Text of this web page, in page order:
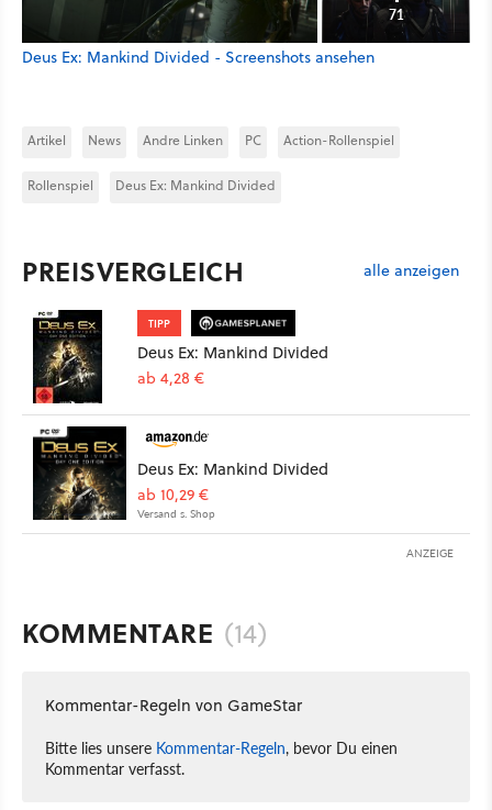
71
Deus Ex: Mankind Divided - Screenshots ansehen
Artikel News Andre Linken PC Action-Rollenspiel
Rollenspiel Deus Ex: Mankind Divided
PREISVERGLEICH alle anzeigen
TIPP
Deus Ex: Mankind Divided
ab 4,28 €
Deus Ex: Mankind Divided
ab 10,29 €
Versand s. Shop
ANZEIGE
KOMMENTARE (14)
Kommentar-Regeln von GameStar
Bitte lies unsere Kommentar-Regeln, bevor Du einen
Kommentar verfasst.